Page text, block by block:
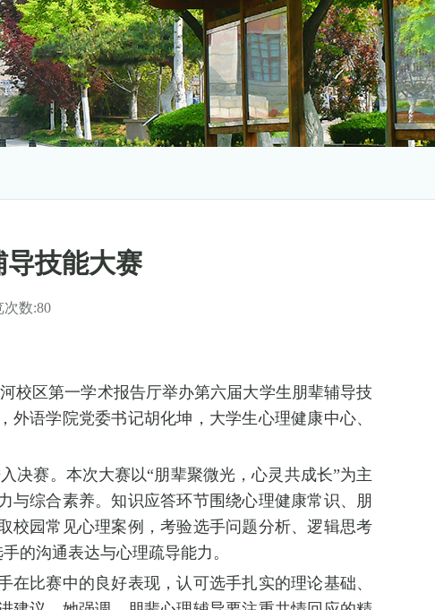
技能大赛
次数:80
校区第一学术报告厅举办第六届大学生朋辈辅导技
语学院党委书记胡化坤，大学生心理健康中心、
决赛。本次大赛以“朋辈聚微光，心灵共成长”为主
与综合素养。知识应答环节围绕心理健康常识、朋
校园常见心理案例，考验选手问题分析、逻辑思考
的沟通表达与心理疏导能力。
比赛中的良好表现，认可选手扎实的理论基础、